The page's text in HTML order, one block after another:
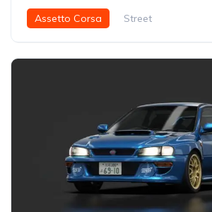
Assetto Corsa Street